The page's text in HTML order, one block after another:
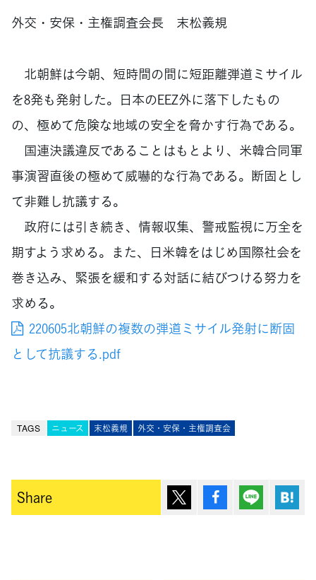
外交・安保・主権調査会長 末松義規
北朝鮮は今朝、短時間の間に短距離弾道ミサイル
を8発も発射した。日本のEEZ外に落下したもの
の、極めて危険な地域の安全を脅かす行為である。
国連決議違反であることはもとより、米韓合同軍
事演習直後の極めて威嚇的な行為である。断固とし
て非難し抗議する。
政府には引き続き、情報収集、警戒監視に万全を
期すよう求める。また、日米韓をはじめ国際社会を
巻き込み、緊張を緩和する対話に結びつける努力を
求める。
220605北朝鮮の複数の弾道ミサイル発射に断固
として抗議する.pdf
TAGS ニュース 末松義規 外交・安保・主権調査会
Share ポスト シェア Lineで送